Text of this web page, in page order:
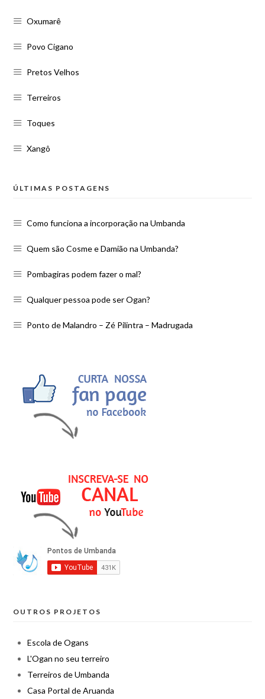
Oxumarê
Povo Cigano
Pretos Velhos
Terreiros
Toques
Xangô
ÚLTIMAS POSTAGENS
Como funciona a incorporação na Umbanda
Quem são Cosme e Damião na Umbanda?
Pombagiras podem fazer o mal?
Qualquer pessoa pode ser Ogan?
Ponto de Malandro – Zé Pilintra – Madrugada
OUTROS PROJETOS
Escola de Ogans
L'Ogan no seu terreiro
Terreiros de Umbanda
Casa Portal de Aruanda